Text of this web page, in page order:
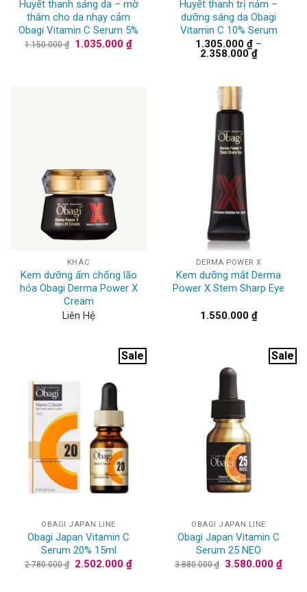
Huyết thanh sáng da – mờ
thâm cho da nhạy cảm
Obagi Vitamin C Serum 5%
1.150.000₫ Giá
1.035.000 ₫Giá
hiện
Huyết thanh trị nám –
dưỡng sáng da Obagi
Vitamin C 10% Serum
1.305.000 ₫ –
2.358.000 ₫Khoảng
giá:
KHÁC
Kem dưỡng ẩm chống lão
hóa Obagi Derma Power X
Cream
Liên Hệ
DERMA POWER X
Kem dưỡng mắt Derma
Power X Stem Sharp Eye
1.550.000 ₫
Sale
OBAGI JAPAN LINE
Obagi Japan Vitamin C
Serum 20% 15ml
2.780.000₫ Giá
2.502.000 ₫Giá
hiện
Sale
OBAGI JAPAN LINE
Obagi Japan Vitamin C
Serum 25 NEO
3.880.000₫ Giá
3.580.000 ₫Giá
hiện